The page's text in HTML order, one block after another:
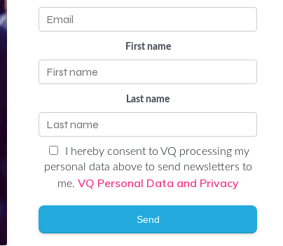
First name
Last name
I hereby consent to VQ processing my
personal data above to send newsletters to
me. VQ Personal Data and Privacy
Send